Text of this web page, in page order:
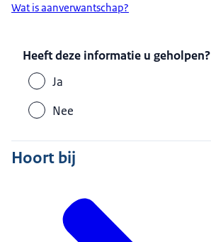
Wat is aanverwantschap?
Heeft deze informatie u geholpen?
Ja
Nee
Hoort bij